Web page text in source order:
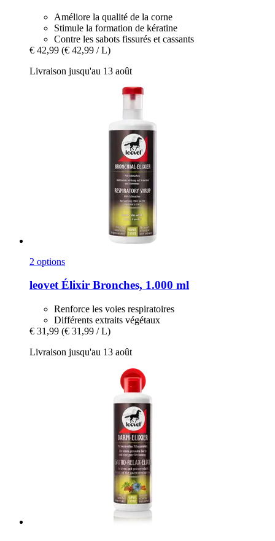
Améliore la qualité de la corne
Stimule la formation de kératine
Contre les sabots fissurés et cassants
€ 42,99 (€ 42,99 / L)
Livraison jusqu'au 13 août
2 options
leovetÉlixir Bronches, 1.000 ml
Renforce les voies respiratoires
Différents extraits végétaux
€ 31,99 (€ 31,99 / L)
Livraison jusqu'au 13 août